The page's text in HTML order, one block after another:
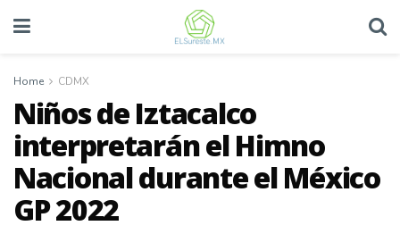
Home CDMX
Niños de Iztacalco
interpretarán el Himno
Nacional durante el México
GP 2022